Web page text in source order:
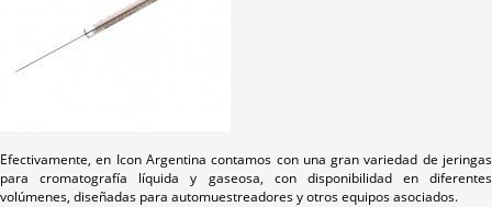
Efectivamente, en Icon Argentina contamos con una gran variedad de jeringas
para cromatografía líquida y gaseosa, con disponibilidad en diferentes
volúmenes, diseñadas para automuestreadores y otros equipos asociados.